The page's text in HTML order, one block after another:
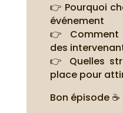
👉 Pourquoi
événement
👉 Comment
des
👉 Quelles
place pour
Bon épisode ☕